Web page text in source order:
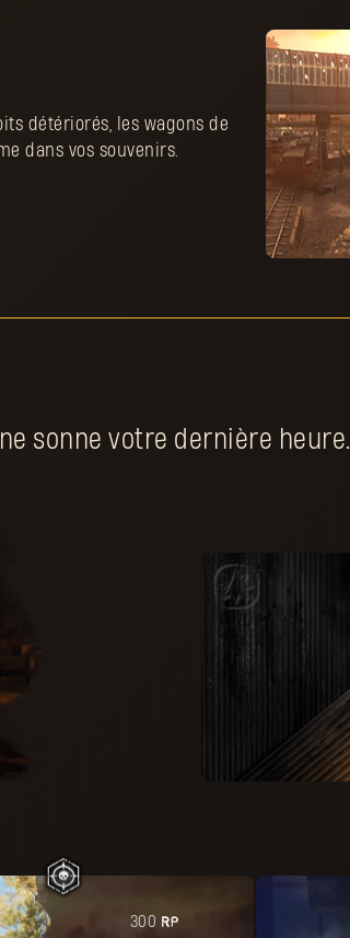
détériorés, les wagons de
dans vos souvenirs.
sonne votre dernière heure.
300 PR